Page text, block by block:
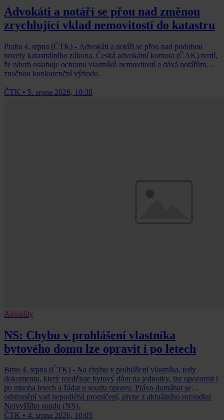
Advokáti a notáři se přou nad změnou
zrychlující vklad nemovitostí do katastru
Praha 4. srpna (ČTK) - Advokáti a notáři se přou nad podobou
novely katastrálního zákona. Česká advokátní komora (ČAK) tvrdí,
že návrh oslabuje ochranu vlastníků nemovitostí a dává notářům
značnou konkurenční výhodu.
ČTK • 5. srpna 2026, 10:38
Aktuality
NS: Chybu v prohlášení vlastníka
bytového domu lze opravit i po letech
Brno 4. srpna (ČTK) - Na chybu v prohlášení vlastníka, tedy
dokumentu, který rozděluje bytový dům na jednotky, lze upozornit i
po mnoha letech a žádat u soudu opravu. Právo domáhat se
odstranění vad nepodléhá promlčení, plyne z aktuálního rozsudku
Nejvyššího soudu (NS).
ČTK • 4. srpna 2026, 10:05